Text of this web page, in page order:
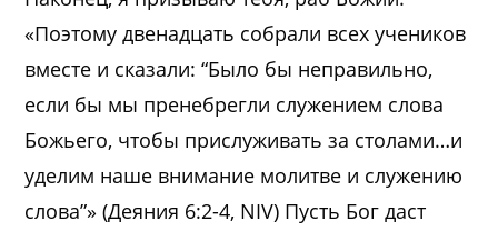
«Поэтому двенадцать собрали всех учеников
вместе и сказали: “Было бы неправильно,
если бы мы пренебрегли служением слова
Божьего, чтобы прислуживать за столами…и
уделим наше внимание молитве и служению
слова”» (Деяния 6:2-4, NIV) Пусть Бог даст